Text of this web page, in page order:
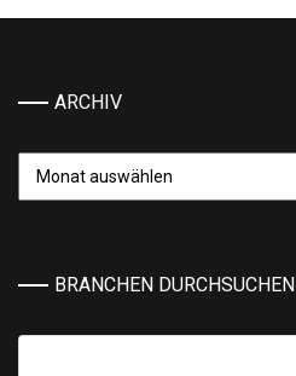
ARCHIV
BRANCHEN DURCHSUCHEN